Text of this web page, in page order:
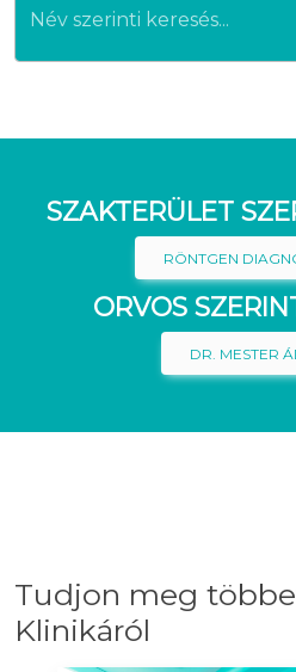
SZAKTERÜLET
RÖNTGEN
ORVOS
DR. MESTER
Tudjon meg
Klinikáról